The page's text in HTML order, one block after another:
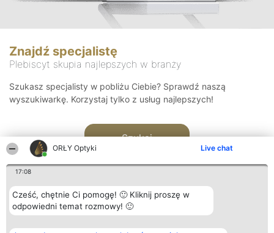
ORŁY Optyki Live chat
17:08
Cześć, chętnie Ci pomogę! 🙂 Kliknij proszę w
odpowiedni temat rozmowy! 🙂
Znajdź specjalistę
Plebiscyt skupia najlepszych w branży
Szukasz specjalisty w pobliżu Ciebie? Sprawdź naszą
wyszukiwarkę. Korzystaj tylko z usług najlepszych!
Szukaj
Organizator plebiscytu Plebiscyt Kontakt